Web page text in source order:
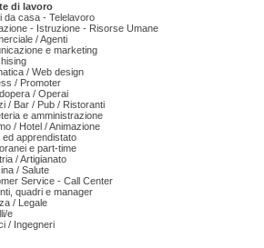
di lavoro
da casa - Telelavoro
- Istruzione - Risorse Umane
/ Agenti
e marketing
/ Web design
/ Promoter
/ Operai
/ Bar / Pub / Ristoranti
e amministrazione
/ Hotel / Animazione
ed apprendistato
e part-time
/ Artigianato
/ Salute
Service - Call Center
quadri e manager
/ Legale
e
/ Ingegneri